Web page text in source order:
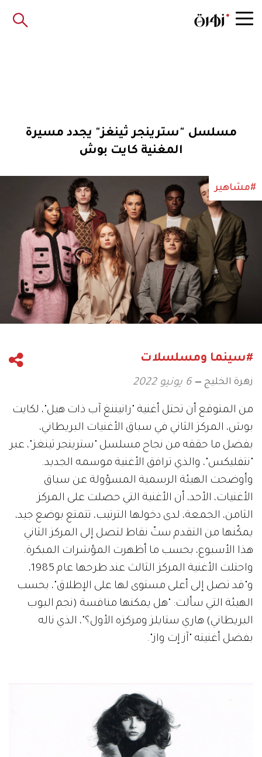
مسلسل "سترينجر ثينغز" يجدد مسيرة
المغنية كايت بوش
#مشاهير
#سينما ومسلسلات
زهرة الخليج 6 يونيو 2022
من المتوقع أن تحتل أغنية "رانيننغ آب ذات هيل"، لكايت
بوش، المركز الثاني في سباق الأغنيات البريطاني،
بفضل ما حققه من نجاح مسلسل "سترينجر ثينغز"، عبر
"نتفليكس"، والذي ترافق الأغنية موسمه الجديد.
وأوضحت الهيئة الرسمية المسؤولة عن سباق
الأغنيات، الأحد، أن الأغنية التي حصلت على المركز
الثامن، الجمعة، لدى دخولها الترتيب، تتمتع بوضع جيد،
يمكّنها من التقدم ستّ نقاط لتصل إلى المركز الثاني
هذا الأسبوع، بحسب ما أظهرت المؤشرات المبكرة.
واحتلت الأغنية المركز الثالث عند طرحها عام 1985،
و"قد تصل إلى أعلى مستوى لها على الإطلاق"، بحسب
الهيئة التي سألت: "هل يمكنها منافسة (نجم البوب
البريطاني) هاري ستايلز ومركزه الأول؟"، الذي ناله
بفضل أغنيته "آز إت واز".